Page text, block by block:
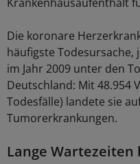
Die koronare
häufigste Todesursache,
im Jahr 2009 unter den
Deutschland: Mit 48.954
Todesfälle) landete sie
Tumorerkrankungen.
Lange